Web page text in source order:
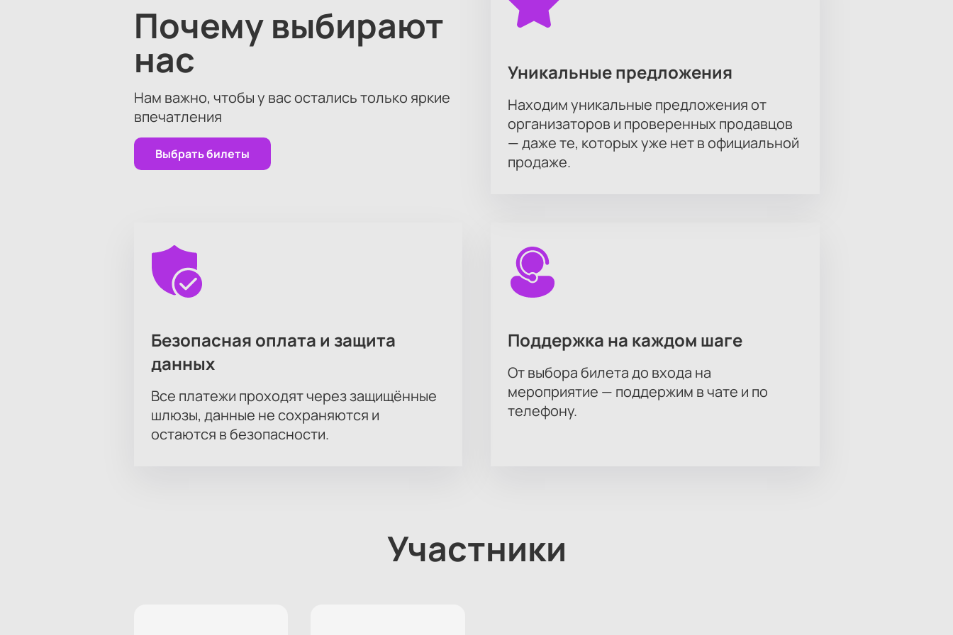
Почему выбирают
нас
Нам важно, чтобы у вас остались только яркие
впечатления
Выбрать билеты
Уникальные предложения
Находим уникальные предложения от
организаторов и проверенных продавцов
— даже те, которых уже нет в официальной
продаже.
Безопасная оплата и защита
данных
Все платежи проходят через защищённые
шлюзы, данные не сохраняются и
остаются в безопасности.
Поддержка на каждом шаге
От выбора билета до входа на
мероприятие — поддержим в чате и по
телефону.
Участники